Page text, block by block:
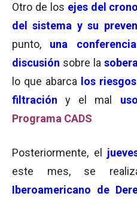
Otro de los ejes del
del sistema y su
punto, una conferencia
discusión sobre la
lo que abarca
los riesgos
filtración y el mal
Programa CADS
Posteriormente, el
este mes, se
Iberoamericano de